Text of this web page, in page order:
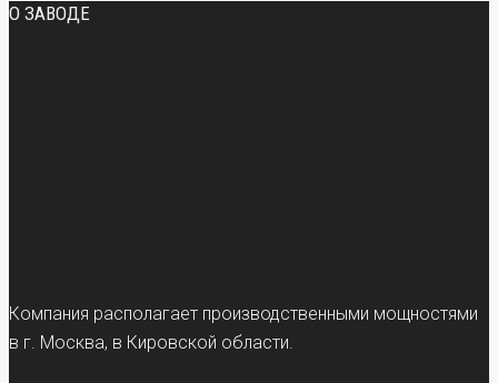
О ЗАВОДЕ
Компания располагает производственными мощностями
в г. Москва, в Кировской области.